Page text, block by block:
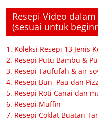
Resepi Video
(sesuai untuk
1. Koleksi Resepi 13 Jenis
2. Resepi Putu Bambu &
3. Resepi Taufufah & air
4. Resepi Bun, Pau dan
5. Resepi Roti Canai dan
6. Resepi Muffin
7. Resepi Coklat Buatan